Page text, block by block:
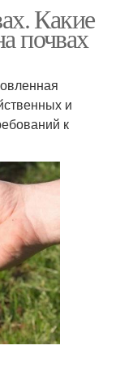
Какие
почвах
и
к